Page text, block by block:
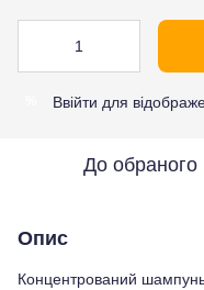
Ввійти для
До обраного
Опис
Концентрований шампунь